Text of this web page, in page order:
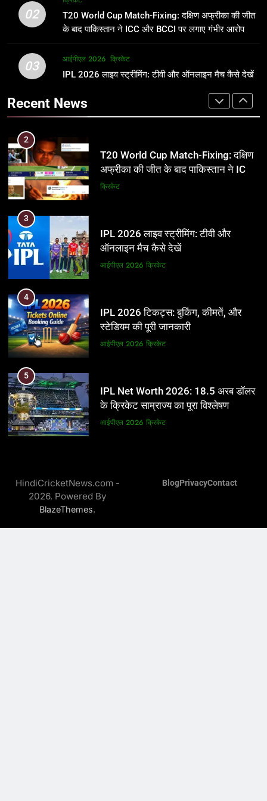
उम्र, परिवार, करियर और शादी से जुड़ी हर
जानकारी
क्रिकेट
2
T20 World Cup Match-Fixing: दक्षिण
3
IPL 2026 लाइव स्ट्रीमिंग: टीवी और
ऑनलाइन मैच कैसे देखें
आईपीएल 2026
4
IPL 2026 टिकट्स: बुकिंग, कीमतें, और
स्टेडियम की पूरी जानकारी
आईपीएल 2026 क्रिकेट
5
IPL Net Worth 2026: 18.5 अरब डॉलर
के क्रिकेट साम्राज्य का पूरा विश्लेषण
आईपीएल 2026 क्रिकेट
6
IPL टीम के मालिक: फ्रेंचाइजी के पीछे की
असली ताकत
आईपीएल 2026 क्रिकेट
विस्तृत विश्लेषण (2008-2026)
क्रिकेट
8
02
T20 World Cup Match-Fixing: दक्षिण अफ्रीका की जीत
के बाद पाकिस्तान ने ICC और BCCI पर लगाए गंभीर आरोप
03 आईपीएल 2026 क्रिकेट
IPL 2026 लाइव स्ट्रीमिंग: टीवी और ऑनलाइन मैच कैसे देखें
Recent News
फाइनल में हो सकती है महा-भिड़ंत, जानें पूरा
समीकरण
T20 वर्ल्ड कप 2026
1
अर्जुन तेंदुलकर की पत्नी सानिया चंडोक:
उम्र, परिवार, करियर और शादी से जुड़ी हर
2
T20 World Cup Match-Fixing: दक्षिण
अफ्रीका की जीत के बाद पाकिस्तान ने ICC
और BCCI पर लगाए गंभीर आरोप
क्रिकेट
3
IPL 2026 लाइव स्ट्रीमिंग: टीवी और
ऑनलाइन मैच कैसे देखें
आईपीएल 2026 क्रिकेट
4
IPL 2026 टिकट्स: बुकिंग, कीमतें, और
स्टेडियम की पूरी जानकारी
आईपीएल 2026 क्रिकेट
5
IPL Net Worth 2026: 18.5 अरब डॉलर
के क्रिकेट साम्राज्य का पूरा विश्लेषण
आईपीएल 2026 क्रिकेट
असली ताकत
आईपीएल 2026
HindiCricketNews.com -
2026. Powered By
BlazeThemes.
BlogPrivacyContact